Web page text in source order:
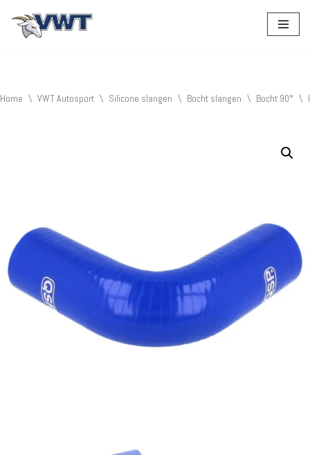
Home \ VWT Autosport \ Silicone slangen \ Bocht slangen \ Bocht 90° \